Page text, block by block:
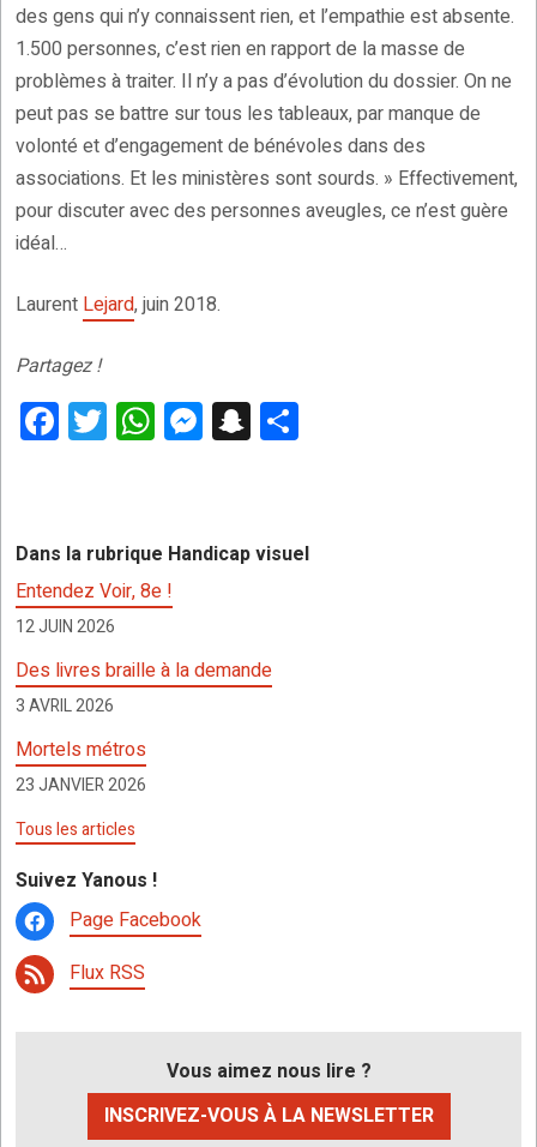
des gens qui n’y connaissent rien, et l’empathie est absente.
1.500 personnes, c’est rien en rapport de la masse de
problèmes à traiter. Il n’y a pas d’évolution du dossier. On ne
peut pas se battre sur tous les tableaux, par manque de
volonté et d’engagement de bénévoles dans des
associations. Et les ministères sont sourds. » Effectivement,
pour discuter avec des personnes aveugles, ce n’est guère
idéal…
Laurent Lejard, juin 2018.
Partagez !
F
a
b
o
o
k
T
wi
er
W
h
s
A
p
p
M
es
n
g
S
n
p
c
at
g
er
Dans la rubrique Handicap visuel
Entendez Voir, 8e !
12 JUIN 2026
Des livres braille à la demande
3 AVRIL 2026
Mortels métros
23 JANVIER 2026
Tous les articles
Suivez Yanous !
Page Facebook
Flux RSS
Vous aimez nous lire ?
INSCRIVEZ-VOUS À LA NEWSLETTER